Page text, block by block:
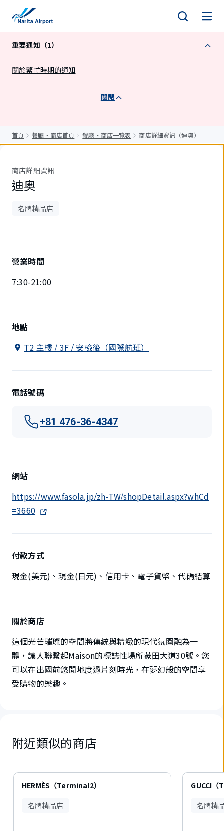
重要通知（1）
關於繁忙時期的通知
關閉
首頁 餐廳・商店首頁 餐廳・商店一覽表 商店詳細資訊（迪奥）
商店詳細資訊
迪奥
名牌精品店
營業時間
7:30-21:00
地點
T2 主樓 / 3F / 安檢後（國際航班）
電話號碼
+81 476-36-4347
網站
https://www.fasola.jp/zh-TW/shopDetail.aspx?whCd
=3660
付款方式
現金(美元)、現金(日元)、信用卡、電子貨幣、代碼結算
關於商店
這個光芒璀璨的空間將傳統與精緻的現代氛圍融為一
體，讓人聯繫起Maison的標誌性場所蒙田大道30號。您
可以在出國前悠閒地度過片刻時光，在夢幻般的空間享
受購物的樂趣。
附近類似的商店
HERMÈS（Terminal2）
名牌精品店
GUCCI
名牌精